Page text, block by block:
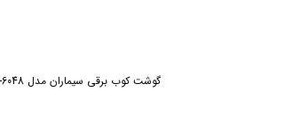
گوشت کوب برقی سیماران مدل SHB-6048